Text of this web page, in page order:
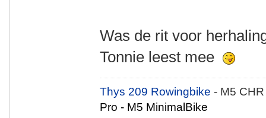
Was de rit voor
Tonnie leest mee
Thys 209 Rowingbike- M5
Pro - M5 MinimalBike